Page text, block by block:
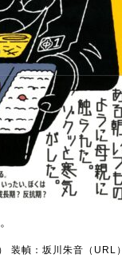
装幀：坂川朱音（URL）